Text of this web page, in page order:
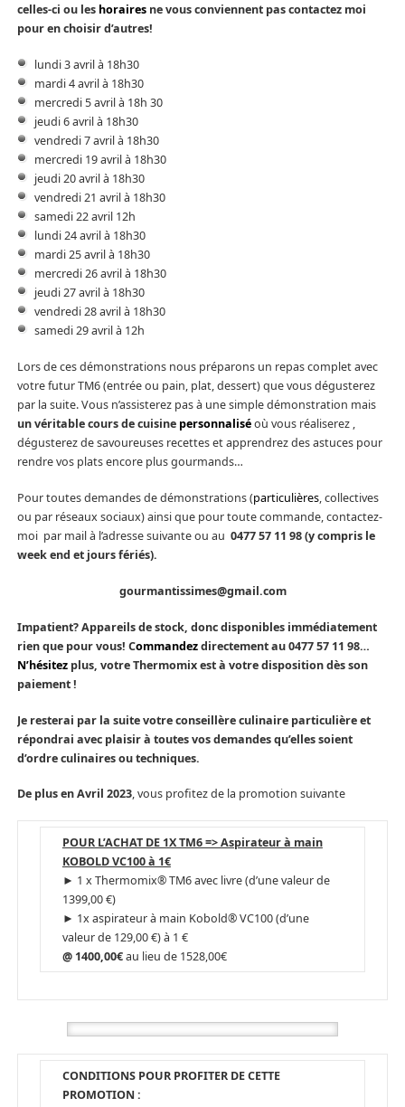
celles-ci ou les horairesne vous conviennent pas contactez moi
pour en choisir d’autres!
lundi 3 avril à 18h30
mardi 4 avril à 18h30
mercredi 5 avril à 18h 30
jeudi 6 avril à 18h30
vendredi 7 avril à 18h30
mercredi 19 avril à 18h30
jeudi 20 avril à 18h30
vendredi 21 avril à 18h30
samedi 22 avril 12h
lundi 24 avril à 18h30
mardi 25 avril à 18h30
mercredi 26 avril à 18h30
jeudi 27 avril à 18h30
vendredi 28 avril à 18h30
samedi 29 avril à 12h
Lors de ces démonstrations nous préparons un repas complet avec
votre futur TM6 (entrée ou pain, plat, dessert) que vous dégusterez
par la suite. Vous n’assisterez pas à une simple démonstration mais
un véritable cours de cuisine personnaliséoù vous réaliserez ,
dégusterez de savoureuses recettes et apprendrez des astuces pour
rendre vos plats encore plus gourmands…
Pour toutes demandes de démonstrations (particulières, collectives
ou par réseaux sociaux) ainsi que pour toute commande, contactez-
moi par mail à l’adresse suivante ou au 0477 57 11 98 (y compris le
week end et jours fériés).
gourmantissimes@gmail.com
Impatient? Appareils de stock, donc disponibles immédiatement
rien que pour vous! Commandezdirectement au 0477 57 11 98…
N’hésitezplus, votre Thermomix est à votre disposition dès son
paiement !
Je resterai par la suite votre conseillère culinaire particulière et
répondrai avec plaisir à toutes vos demandes qu’elles soient
d’ordre culinaires ou techniques.
De plus en Avril 2023, vous profitez de la promotion suivante
POUR L’ACHAT DE 1X TM6 => Aspirateur à main
KOBOLD VC100 à 1€
► 1 x Thermomix® TM6 avec livre (d’une valeur de
1399,00 €)
► 1x aspirateur à main Kobold® VC100 (d’une
valeur de 129,00 €) à 1 €
@ 1400,00€au lieu de 1528,00€
CONDITIONS POUR PROFITER DE CETTE
PROMOTION :